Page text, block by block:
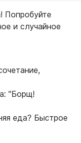
Попробуйте
и случайное
"Борщ!
еда? Быстрое